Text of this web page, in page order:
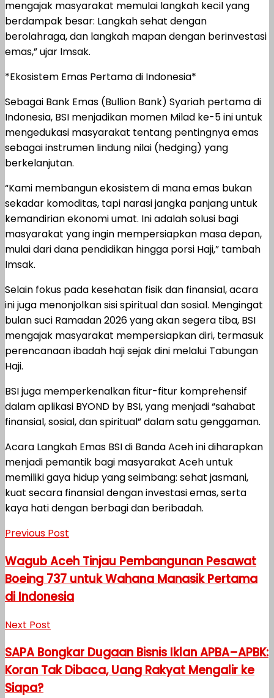
mengajak masyarakat memulai langkah kecil yang
berdampak besar: Langkah sehat dengan
berolahraga, dan langkah mapan dengan berinvestasi
emas,” ujar Imsak.
*Ekosistem Emas Pertama di Indonesia*
Sebagai Bank Emas (Bullion Bank) Syariah pertama di
Indonesia, BSI menjadikan momen Milad ke-5 ini untuk
mengedukasi masyarakat tentang pentingnya emas
sebagai instrumen lindung nilai (hedging) yang
berkelanjutan.
“Kami membangun ekosistem di mana emas bukan
sekadar komoditas, tapi narasi jangka panjang untuk
kemandirian ekonomi umat. Ini adalah solusi bagi
masyarakat yang ingin mempersiapkan masa depan,
mulai dari dana pendidikan hingga porsi Haji,” tambah
Imsak.
Selain fokus pada kesehatan fisik dan finansial, acara
ini juga menonjolkan sisi spiritual dan sosial. Mengingat
bulan suci Ramadan 2026 yang akan segera tiba, BSI
mengajak masyarakat mempersiapkan diri, termasuk
perencanaan ibadah haji sejak dini melalui Tabungan
Haji.
BSI juga memperkenalkan fitur-fitur komprehensif
dalam aplikasi BYOND by BSI, yang menjadi “sahabat
finansial, sosial, dan spiritual” dalam satu genggaman.
Acara Langkah Emas BSI di Banda Aceh ini diharapkan
menjadi pemantik bagi masyarakat Aceh untuk
memiliki gaya hidup yang seimbang: sehat jasmani,
kuat secara finansial dengan investasi emas, serta
kaya hati dengan berbagi dan beribadah.
Previous Post
Wagub Aceh Tinjau Pembangunan Pesawat
Boeing 737 untuk Wahana Manasik Pertama
di Indonesia
Next Post
SAPA Bongkar Dugaan Bisnis Iklan APBA–APBK:
Koran Tak Dibaca, Uang Rakyat Mengalir ke
Siapa?